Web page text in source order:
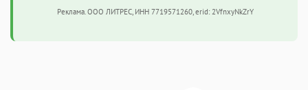
Реклама. ООО ЛИТРЕС, ИНН 7719571260, erid: 2VfnxyNkZrY